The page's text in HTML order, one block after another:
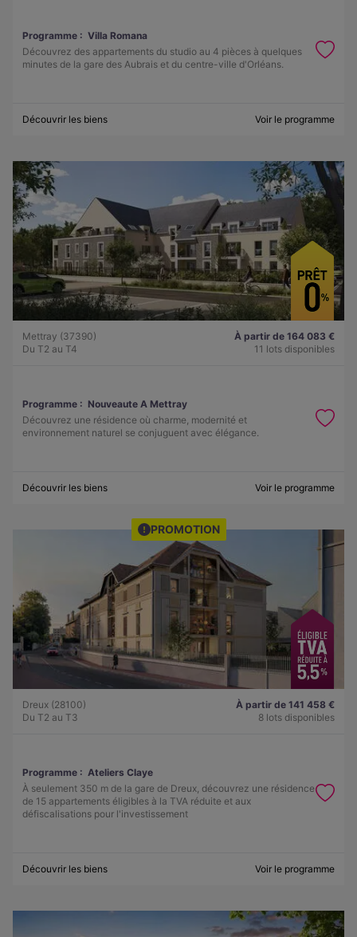
Programme : Villa Romana
Découvrez des appartements du studio au 4 pièces à quelques
minutes de la gare des Aubrais et du centre-ville d'Orléans.
Découvrir les biens Voir le programme
Mettray (37390)
Du T2 au T4
À partir de 164 083 €
11 lots disponibles
Programme : Nouveaute A Mettray
Découvrez une résidence où charme, modernité et
environnement naturel se conjuguent avec élégance.
Découvrir les biens Voir le programme
PROMOTION
Dreux (28100)
Du T2 au T3
À partir de 141 458 €
8 lots disponibles
Programme : Ateliers Claye
À seulement 350 m de la gare de Dreux, découvrez une résidence
de 15 appartements éligibles à la TVA réduite et aux
défiscalisations pour l'investissement
Découvrir les biens Voir le programme